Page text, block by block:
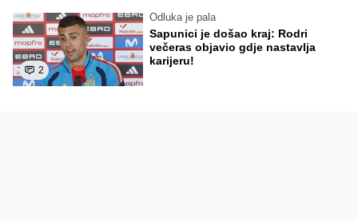
2
Odluka je pala
Sapunici je došao kraj: Rodri
večeras objavio gdje nastavlja
karijeru!